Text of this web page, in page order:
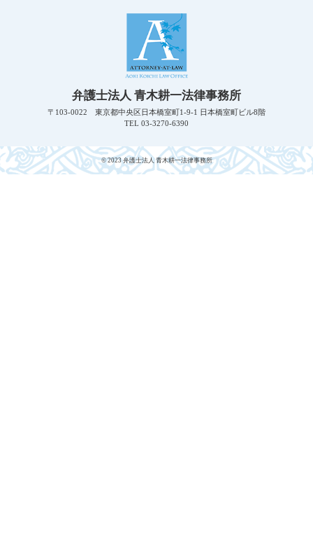
弁護士法人 青木耕一法律事務所
〒103-0022 東京都中央区日本橋室町1-9-1 日本橋室町ビル8階
TEL 03-3270-6390
© 2023 弁護士法人 青木耕一法律事務所